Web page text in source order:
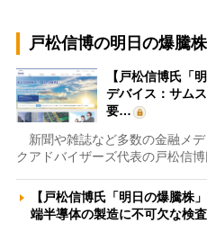
戸松信博の明日の爆騰
【戸松信博氏「
デバイス：サム
要…
新聞や雑誌など多数の金融メ
クアドバイザーズ代表の戸松信
【戸松信博氏「明日の爆騰株
端半導体の製造に不可欠な検